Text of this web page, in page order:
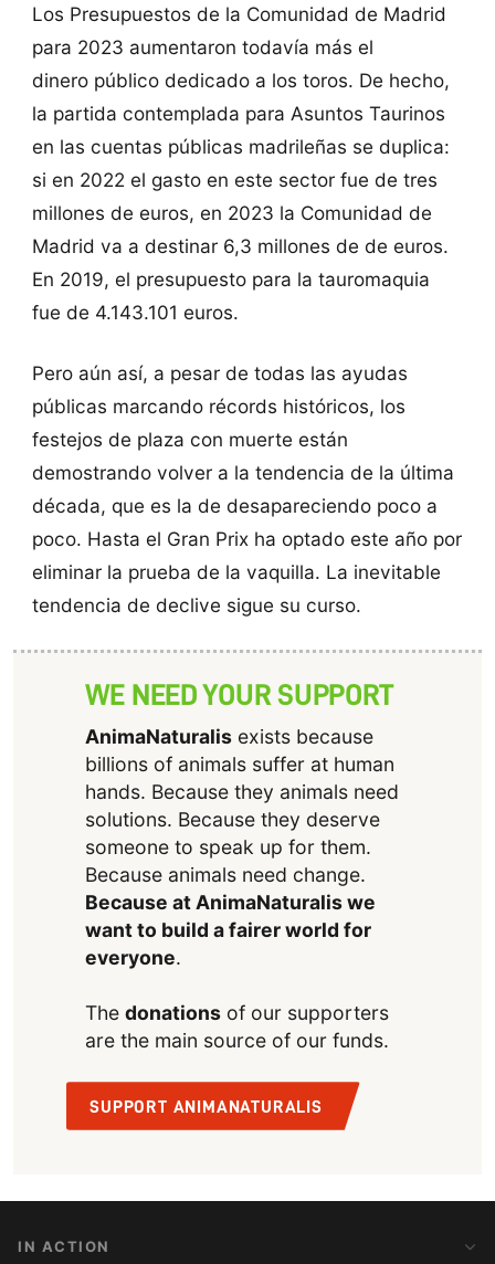
Los Presupuestos de la Comunidad de Madrid
para 2023 aumentaron todavía más el
dinero público dedicado a los toros. De hecho,
la partida contemplada para Asuntos Taurinos
en las cuentas públicas madrileñas se duplica:
si en 2022 el gasto en este sector fue de tres
millones de euros, en 2023 la Comunidad de
Madrid va a destinar 6,3 millones de de euros.
En 2019, el presupuesto para la tauromaquia
fue de 4.143.101 euros.
Pero aún así, a pesar de todas las ayudas
públicas marcando récords históricos, los
festejos de plaza con muerte están
demostrando volver a la tendencia de la última
década, que es la de desapareciendo poco a
poco. Hasta el Gran Prix ha optado este año por
eliminar la prueba de la vaquilla. La inevitable
tendencia de declive sigue su curso.
WE NEED YOUR SUPPORT
AnimaNaturalisexists because
billions of animals suffer at human
hands. Because they animals need
solutions. Because they deserve
someone to speak up for them.
Because animals need change.
Because at AnimaNaturalis we
want to build a fairer world for
everyone.
The donationsof our supporters
are the main source of our funds.
SUPPORT ANIMANATURALIS
IN ACTION